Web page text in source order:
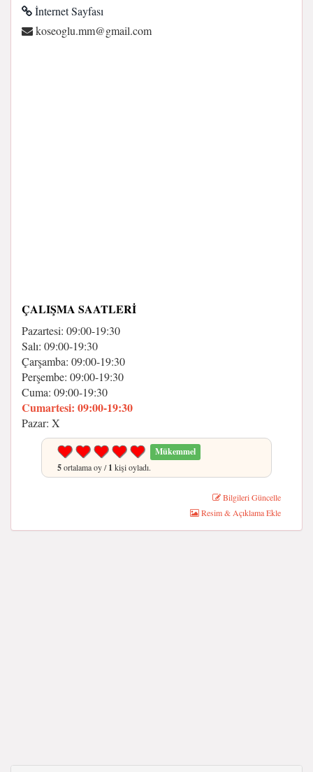
İnternet Sayfası
moc.liamg@mm.ulgoesok
ÇALIŞMA SAATLERI
Pazartesi: 09:00-19:30
Salı: 09:00-19:30
Çarşamba: 09:00-19:30
Perşembe: 09:00-19:30
Cuma: 09:00-19:30
Cumartesi: 09:00-19:30
Pazar: X
Mükemmel
5ortalama oy /1 kişi oyladı.
Bilgileri Güncelle
Resim & Açıklama Ekle